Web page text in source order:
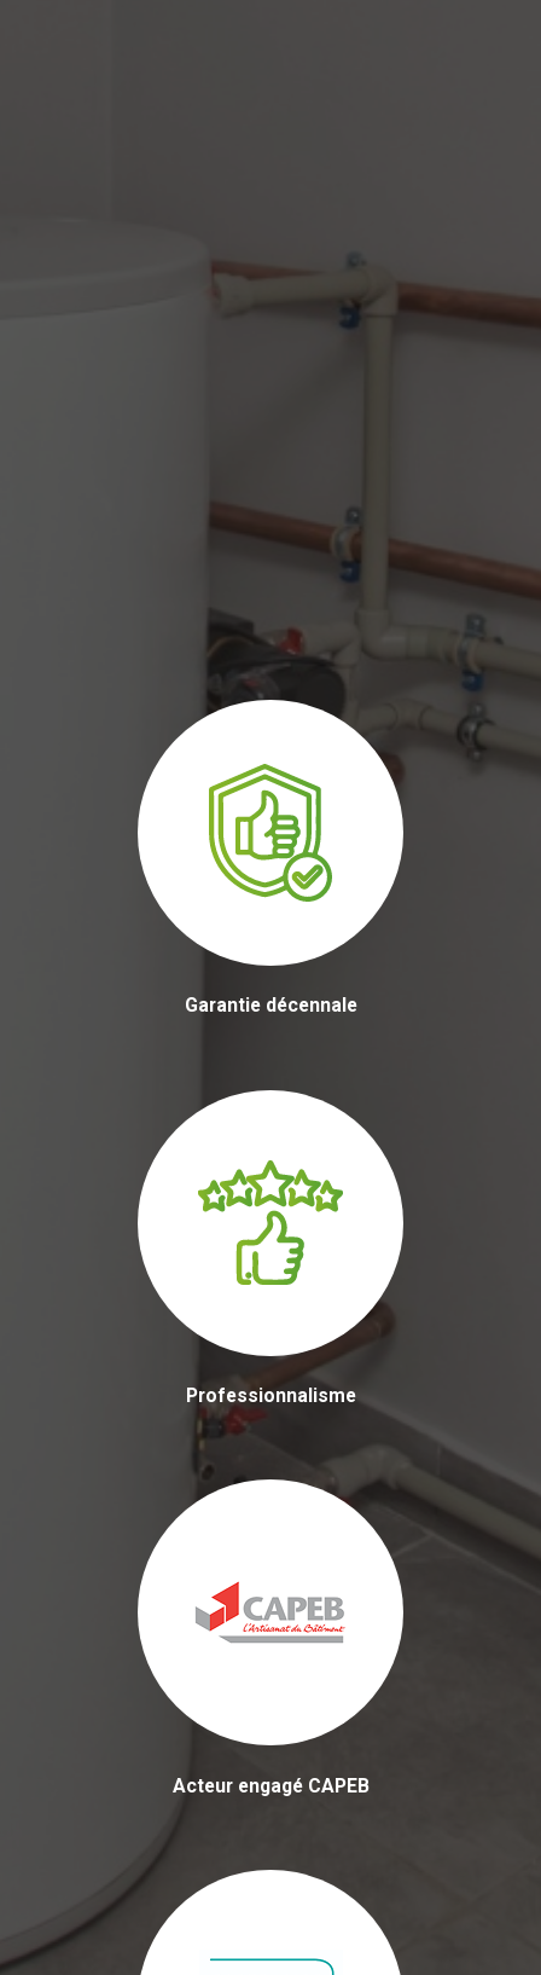
Garantie décennale
Professionnalisme
Acteur engagé CAPEB